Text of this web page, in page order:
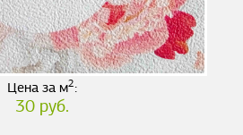
Цена за м2:
30 руб.